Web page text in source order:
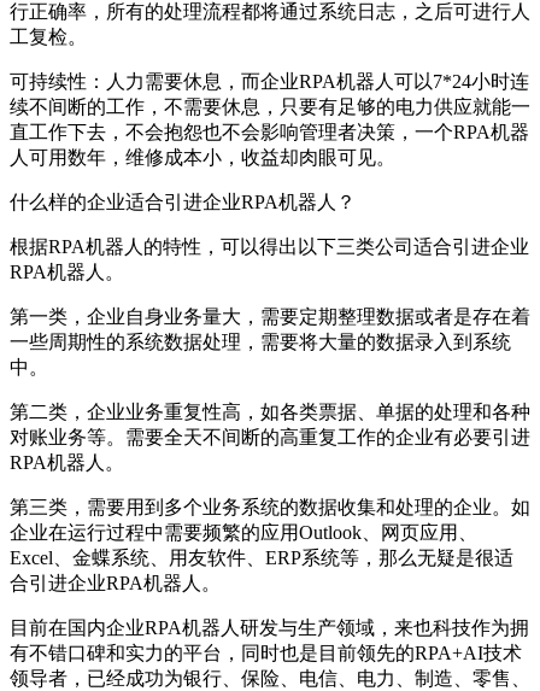
行正确率，所有的处理流程都将通过系统日志，之后可进行人
工复检。
可持续性：人力需要休息，而企业RPA机器人可以7*24小时连
续不间断的工作，不需要休息，只要有足够的电力供应就能一
直工作下去，不会抱怨也不会影响管理者决策，一个RPA机器
人可用数年，维修成本小，收益却肉眼可见。
什么样的企业适合引进企业RPA机器人？
根据RPA机器人的特性，可以得出以下三类公司适合引进企业
RPA机器人。
第一类，企业自身业务量大，需要定期整理数据或者是存在着
一些周期性的系统数据处理，需要将大量的数据录入到系统
中。
第二类，企业业务重复性高，如各类票据、单据的处理和各种
对账业务等。需要全天不间断的高重复工作的企业有必要引进
RPA机器人。
第三类，需要用到多个业务系统的数据收集和处理的企业。如
企业在运行过程中需要频繁的应用Outlook、网页应用、
Excel、金蝶系统、用友软件、ERP系统等，那么无疑是很适
合引进企业RPA机器人。
目前在国内企业RPA机器人研发与生产领域，来也科技作为拥
有不错口碑和实力的平台，同时也是目前领先的RPA+AI技术
领导者，已经成功为银行、保险、电信、电力、制造、零售、